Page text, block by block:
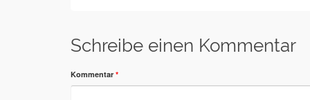
Schreibe einen Kommentar
Kommentar *